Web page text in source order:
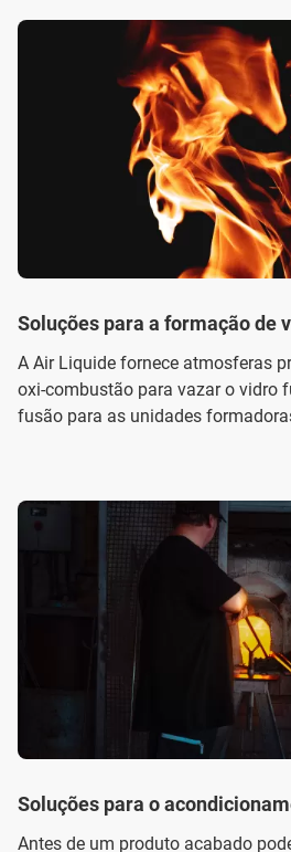
Soluções para a formação de
A Air Liquide fornece atmosferas
oxi-combustão para vazar o vidro
fusão para as unidades
Soluções para o
Antes de um produto acabado